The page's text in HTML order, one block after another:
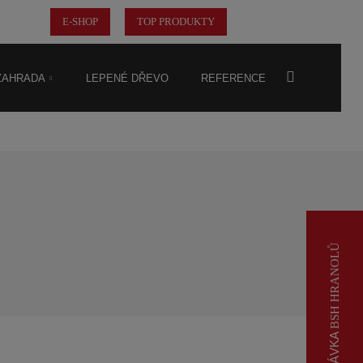
E-SHOP TOP PRODUKTY
LEPENÉ DŘEVO REFERENCE
BSH HRANOLŮ